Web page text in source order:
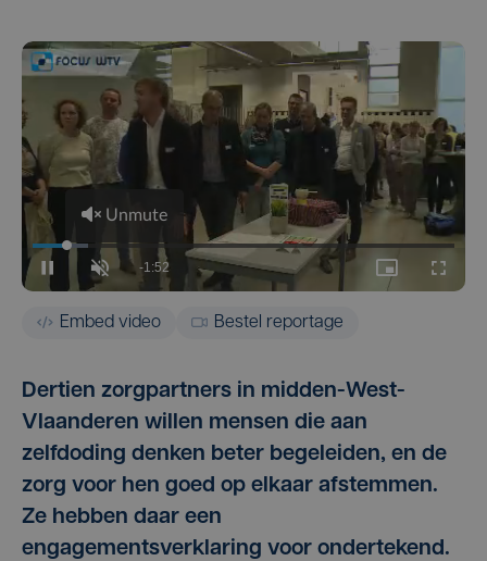
Embed video Bestel reportage
Dertien zorgpartners in midden-West-
Vlaanderen willen mensen die aan
zelfdoding denken beter begeleiden, en de
zorg voor hen goed op elkaar afstemmen.
Ze hebben daar een
engagementsverklaring voor ondertekend.